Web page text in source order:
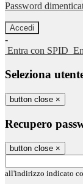
Password
-
Entra con SPID
Seleziona
button close ×
Recupero
button close ×
all'indirizzo indicato